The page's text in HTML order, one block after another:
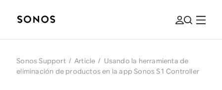
Sonos Support / Article / Usando la herramienta de
eliminación de productos en la app Sonos S1 Controller